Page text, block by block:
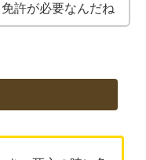
許が必要なんだね